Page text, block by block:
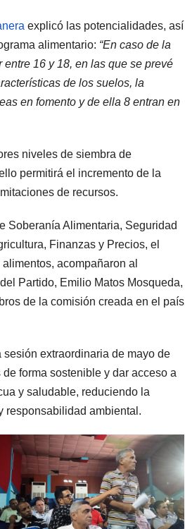
explicó las potencialidades, así
alimentario: “En caso de la
16 y 18, en las que se prevé
de los suelos, la
en fomento y de ella 8 entran en
niveles de siembra de
permitirá el incremento de la
de recursos.
Soberanía Alimentaria, Seguridad
Finanzas y Precios, el
acompañaron al
Partido, Emilio Matos Mosqueda,
de la comisión creada en el país
sesión extraordinaria de mayo de
forma sostenible y dar acceso a
y saludable, reduciendo la
responsabilidad ambiental.